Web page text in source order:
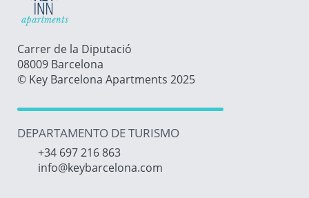
Carrer de la Diputació
08009 Barcelona
© Key Barcelona Apartments 2025
DEPARTAMENTO DE TURISMO
+34 697 216 863
info@keybarcelona.com